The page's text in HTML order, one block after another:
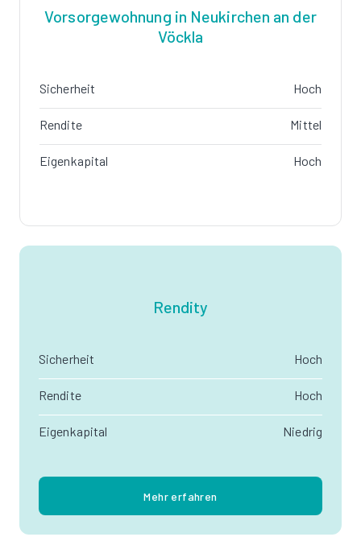
Vorsorgewohnung in Neukirchen an der
Vöckla
Sicherheit Hoch
Rendite Mittel
Eigenkapital Hoch
Rendity
Sicherheit Hoch
Rendite Hoch
Eigenkapital Niedrig
Mehr erfahren